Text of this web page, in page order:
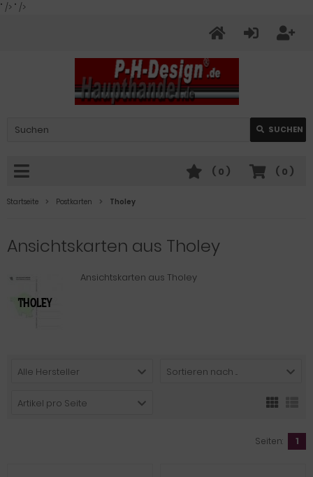
" /> " />
SUCHEN
( 0 )
( 0 )
Startseite Postkarten Tholey
Ansichtskarten aus Tholey
Ansichtskarten aus Tholey
Alle Hersteller Sortieren nach ...
Artikel pro Seite
Seiten: 1